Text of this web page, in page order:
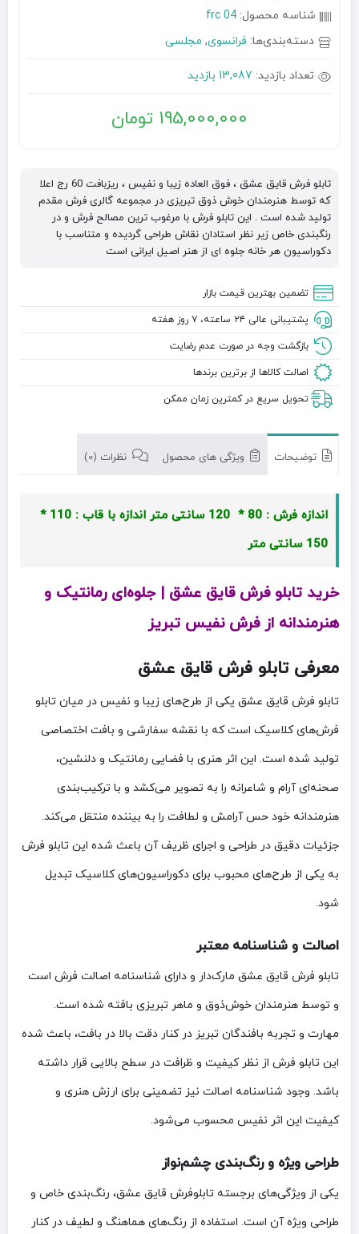
شناسه محصول: frc 04
دسته‌بندی‌ها: فرانسوی, مجلسی
تعداد بازدید: 13,087 بازدید
195,000,000 تومان
تابلو فرش قایق عشق ، فوق العاده زیبا و نفیس ، ریزبافت 60 رج اعلا
که توسط هنرمندان خوش ذوق تبریزی در مجموعه گالری فرش مقدم
تولید شده است . این تابلو فرش با مرغوب ترین مصالح فرش و در
رنگبندی خاص زیر نظر استادان نقاش طراحی گردیده و متناسب با
دکوراسیون هر خانه جلوه ای از هنر اصیل ایرانی است
تضمین بهترین قیمت بازار
پشتیبانی عالی ۲۴ ساعته، ۷ روز هفته
بازگشت وجه در صورت عدم رضایت
اصالت کالاها از برترین برندها
تحویل سریع در کمترین زمان ممکن
توضیحات ویژگی های محصول نظرات (0)
اندازه فرش : 80 * 120 سانتی متر
اندازه با قاب : 110 *
150 سانتی متر
خرید تابلو فرش قایق عشق | جلوه‌ای رمانتیک و
هنرمندانه از فرش نفیس تبریز
معرفی تابلو فرش قایق عشق
تابلو فرش قایق عشق یکی از طرح‌های زیبا و نفیس در میان تابلو
فرش‌های کلاسیک است که با نقشه سفارشی و بافت اختصاصی
تولید شده است. این اثر هنری با فضایی رمانتیک و دلنشین،
صحنه‌ای آرام و شاعرانه را به تصویر می‌کشد و با ترکیب‌بندی
هنرمندانه خود حس آرامش و لطافت را به بیننده منتقل می‌کند.
جزئیات دقیق در طراحی و اجرای ظریف آن باعث شده این تابلو فرش
به یکی از طرح‌های محبوب برای دکوراسیون‌های کلاسیک تبدیل
شود.
اصالت و شناسنامه معتبر
تابلو فرش قایق عشق مارک‌دار و دارای شناسنامه اصالت فرش است
و توسط هنرمندان خوش‌ذوق و ماهر تبریزی بافته شده است.
مهارت و تجربه بافندگان تبریز در کنار دقت بالا در بافت، باعث شده
این تابلو فرش از نظر کیفیت و ظرافت در سطح بالایی قرار داشته
باشد. وجود شناسنامه اصالت نیز تضمینی برای ارزش هنری و
کیفیت این اثر نفیس محسوب می‌شود.
طراحی ویژه و رنگ‌بندی چشم‌نواز
یکی از ویژگی‌های برجسته تابلوفرش قایق عشق، رنگ‌بندی خاص و
طراحی ویژه آن است. استفاده از رنگ‌های هماهنگ و لطیف در کنار